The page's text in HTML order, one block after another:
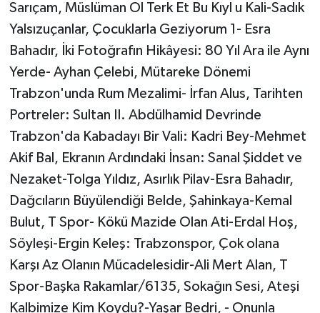
Sarıçam, Müslüman Ol Terk Et Bu Kıyl u Kali-Sadık
Yalsızuçanlar, Çocuklarla Geziyorum 1- Esra
Bahadır, İki Fotoğrafın Hikâyesi: 80 Yıl Ara ile Aynı
Yerde- Ayhan Çelebi, Mütareke Dönemi
Trabzon'unda Rum Mezalimi- İrfan Alus, Tarihten
Portreler: Sultan II. Abdülhamid Devrinde
Trabzon'da Kabadayı Bir Vali: Kadri Bey-Mehmet
Akif Bal, Ekranın Ardındaki İnsan: Sanal Şiddet ve
Nezaket-Tolga Yıldız, Asırlık Pilav-Esra Bahadır,
Dağcıların Büyülendiği Belde, Şahinkaya-Kemal
Bulut, T Spor- Kökü Mazide Olan Ati-Erdal Hoş,
Söyleşi-Ergin Keleş: Trabzonspor, Çok olana
Karşı Az Olanın Mücadelesidir-Ali Mert Alan, T
Spor-Başka Rakamlar/6135, Sokağın Sesi, Ateşi
Kalbimize Kim Koydu?-Yaşar Bedri, - Onunla